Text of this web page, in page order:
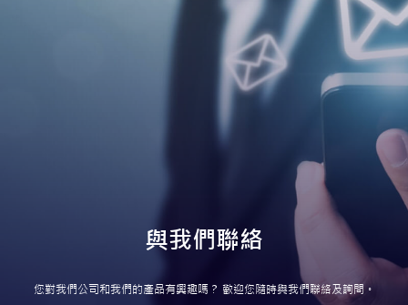
與我們聯絡
您對我們公司和我們的產品有興趣嗎？ 歡迎您隨時與我們聯絡及詢問。